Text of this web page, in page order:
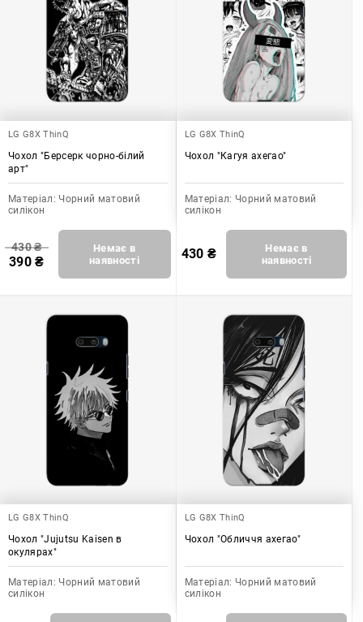
LG G8X ThinQ
Чохол "Берсерк чорно-білий
арт"
Матеріал: Чорний матовий
силікон
430₴
390₴
Немає в
наявності
LG G8X ThinQ
Чохол "Кагуя ахегао"
Матеріал: Чорний матовий
силікон
430 ₴
Немає в
наявності
LG G8X ThinQ
Чохол "Jujutsu Kaisen в
окулярах"
Матеріал: Чорний матовий
силікон
LG G8X ThinQ
Чохол "Обличчя ахегао"
Матеріал: Чорний матовий
силікон